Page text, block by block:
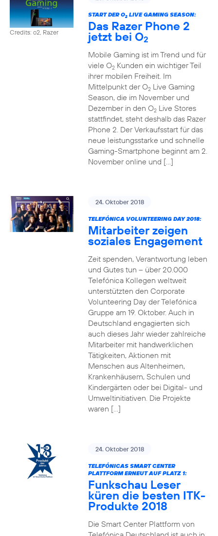
Credits: o2, Razer
START DER O2LIVE GAMING SEASON:
Das Razer Phone 2
jetzt bei O2
Mobile Gaming ist im Trend und für
viele O2Kunden ein wichtiger Teil
ihrer mobilen Freiheit. Im
Mittelpunkt der O2Live Gaming
Season, die im November und
Dezember in den O2Live Stores
stattfindet, steht deshalb das Razer
Phone 2. Der Verkaufsstart für das
neue leistungsstarke und schnelle
Gaming-Smartphone beginnt am 2.
November online und […]
24. Oktober 2018
TELEFÓNICA VOLUNTEERING DAY 2018:
Mitarbeiter zeigen
soziales Engagement
Zeit spenden, Verantwortung leben
und Gutes tun – über 20.000
Telefónica Kollegen weltweit
unterstützten den Corporate
Volunteering Day der Telefónica
Gruppe am 19. Oktober. Auch in
Deutschland engagierten sich
auch dieses Jahr wieder zahlreiche
Mitarbeiter mit handwerklichen
Tätigkeiten, Aktionen mit
Menschen aus Altenheimen,
Krankenhäusern, Schulen und
Kindergärten oder bei Digital- und
Umweltinitiativen. Die Projekte
waren […]
24. Oktober 2018
TELEFÓNICAS SMART CENTER
PLATTFORM ERNEUT AUF PLATZ 1:
Funkschau Leser
küren die besten ITK-
Produkte 2018
Die Smart Center Plattform von